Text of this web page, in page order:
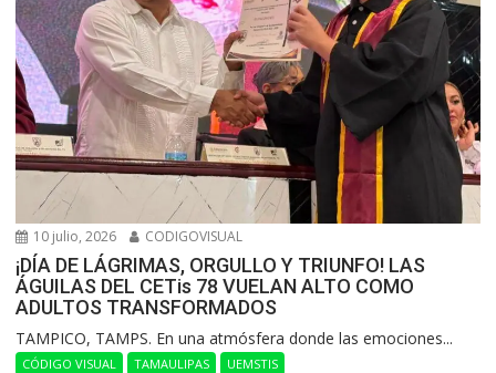
10 julio, 2026 CODIGOVISUAL
¡DÍA DE LÁGRIMAS, ORGULLO Y TRIUNFO! LAS
ÁGUILAS DEL CETis 78 VUELAN ALTO COMO
ADULTOS TRANSFORMADOS
​TAMPICO, TAMPS. En una atmósfera donde las emociones...
CÓDIGO VISUAL TAMAULIPAS UEMSTIS